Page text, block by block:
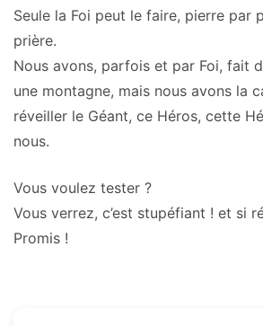
Seule la Foi peut le faire, pierre par
prière.
Nous avons, parfois et par Foi, fait
une montagne, mais nous avons la
réveiller le Géant, ce Héros, cette
nous.
Vous voulez tester ?
Vous verrez, c’est stupéfiant ! et si
Promis !